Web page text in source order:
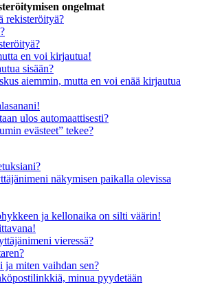
ongelmat
rekisteröityä?
en voi kirjautua!
sisään?
aiemmin, mutta en voi enää kirjautua
ulos automaattisesti?
evästeet” tekee?
näkymisen paikalla olevissa
ja kellonaika on silti väärin!
vieressä?
miten vaihdan sen?
minua pyydetään